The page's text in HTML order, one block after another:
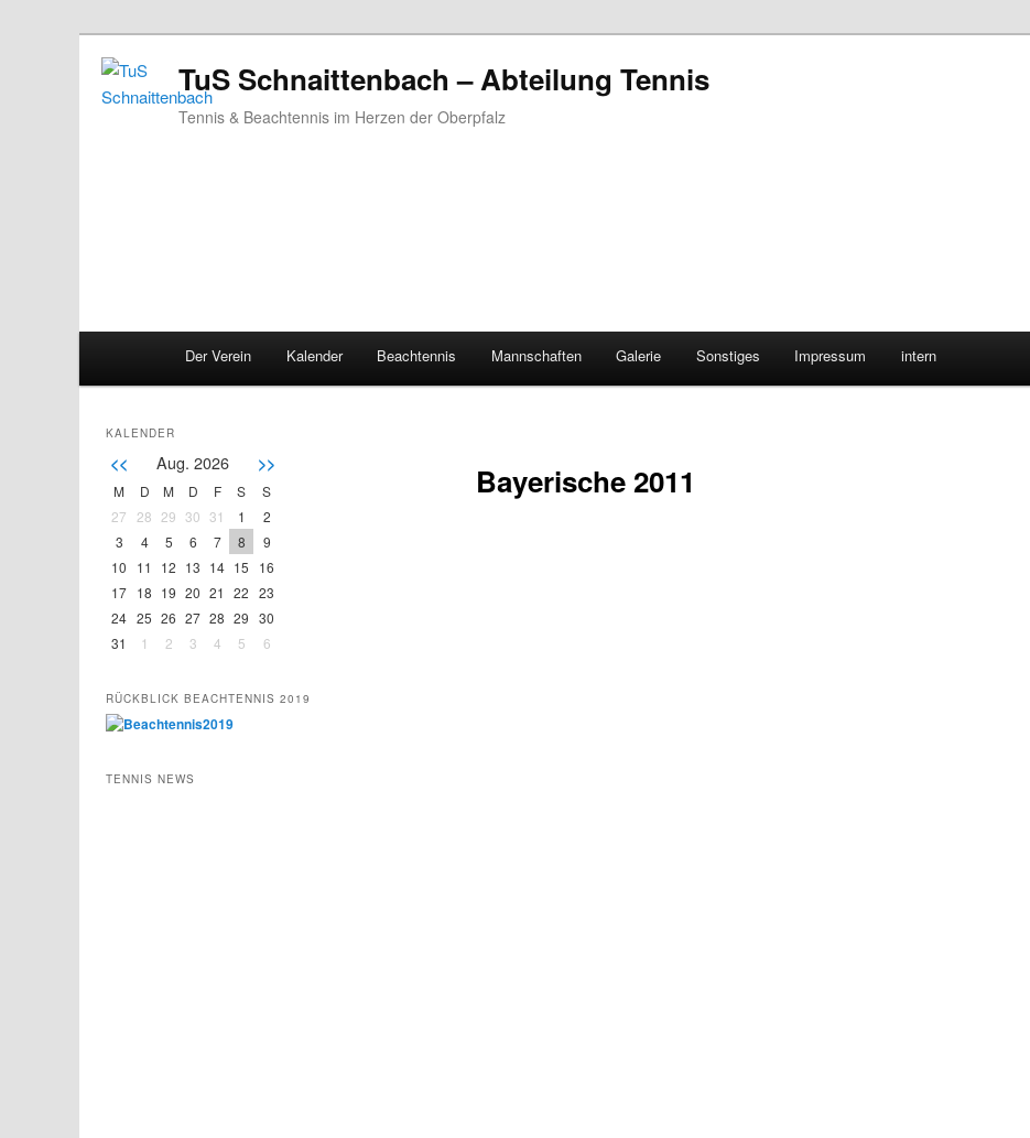
TuS Schnaittenbach – Abteilung Tennis
Tennis & Beachtennis im Herzen der Oberpfalz
Skip to primary content
Skip to secondary content
Der Verein Kalender Beachtennis Mannschaften Galerie Sonstiges Impressum intern
Bayerische 2011
KALENDER
<< Aug. 2026 >>
M D M D F S
S
27
28 29 30 31 1
2
3
4 5 6 7 8
9
10
11 12 13 14 15
16
17 18 19 20 21 22 23
24 25 26 27 28 29 30
31
1 2 3 4 5 6
RÜCKBLICK BEACHTENNIS 2019
TENNIS NEWS